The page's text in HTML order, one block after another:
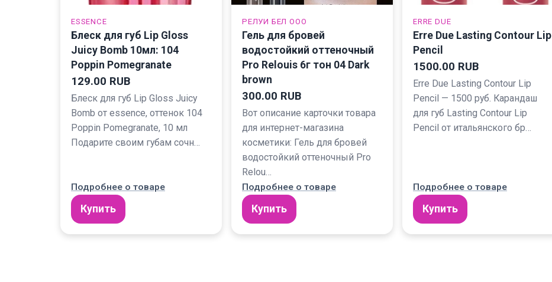
ESSENCE
Блеск для губ Lip Gloss
Juicy Bomb 10мл: 104
Poppin Pomegranate
129.00 RUB
Блеск для губ Lip Gloss Juicy
Bomb от essence, оттенок 104
Poppin Pomegranate, 10 мл
Подарите своим губам сочн…
Подробнее о товаре
Купить
РЕЛУИ БЕЛ ООО
Гель для бровей
водостойкий оттеночный
Pro Relouis 6г тон 04 Dark
brown
300.00 RUB
Вот описание карточки товара
для интернет-магазина
косметики: Гель для бровей
водостойкий оттеночный Pro
Relou…
Подробнее о товаре
Купить
ERRE DUE
Erre Due Lasting Contour Lip
Pencil
1500.00 RUB
Erre Due Lasting Contour Lip
Pencil — 1500 руб. Карандаш
для губ Lasting Contour Lip
Pencil от итальянского бр…
Подробнее о товаре
Купить